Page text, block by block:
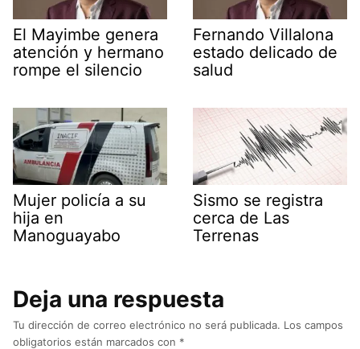
El Mayimbe genera
atención y hermano
rompe el silencio
Fernando Villalona
estado delicado de
salud
Mujer policía a su
hija en
Manoguayabo
Sismo se registra
cerca de Las
Terrenas
Deja una respuesta
Tu dirección de correo electrónico no será publicada. Los campos
obligatorios están marcados con *